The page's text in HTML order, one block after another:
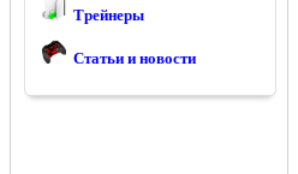
Трейнеры
Статьи и новости